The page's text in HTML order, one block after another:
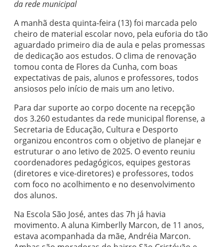
da rede municipal
A manhã desta quinta-feira (13) foi marcada pelo
cheiro de material escolar novo, pela euforia do tão
aguardado primeiro dia de aula e pelas promessas
de dedicação aos estudos. O clima de renovação
tomou conta de Flores da Cunha, com boas
expectativas de pais, alunos e professores, todos
ansiosos pelo início de mais um ano letivo.
Para dar suporte ao corpo docente na recepção
dos 3.260 estudantes da rede municipal florense, a
Secretaria de Educação, Cultura e Desporto
organizou encontros com o objetivo de planejar e
estruturar o ano letivo de 2025. O evento reuniu
coordenadores pedagógicos, equipes gestoras
(diretores e vice-diretores) e professores, todos
com foco no acolhimento e no desenvolvimento
dos alunos.
Na Escola São José, antes das 7h já havia
movimento. A aluna Kimberlly Marcon, de 11 anos,
estava acompanhada da mãe, Andréia Marcon.